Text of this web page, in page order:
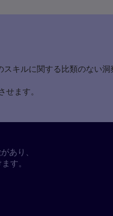
キルに関する比類のない洞
せます。
あり、
す。